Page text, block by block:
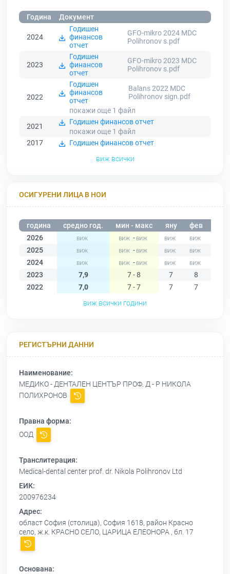
Година Документ
2024
Годишен
финансов
отчет
GFO-mikro 2024 MDC
Polihronov s.pdf
2023
Годишен
финансов
отчет
GFO-mikro 2023 MDC
Polihronov s.pdf
2022
Годишен
финансов
отчет
Balans 2022 MDC
Polihronov sign.pdf
покажи още 1 файл
2021
Годишен финансов отчет
покажи още 1 файл
2017
Годишен финансов отчет
виж всички
ОСИГУРЕНИ ЛИЦА В НОИ
година средно год. мин - макс яну фев
2026
-
2025
-
2024
-
2023
7,9 7 - 8 7 8
2022
7,0 7 - 7 7 7
виж всички години
РЕГИСТЪРНИ ДАННИ
Наименование:
МЕДИКО - ДЕНТАЛЕН ЦЕНТЪР ПРОФ. Д - Р НИКОЛА
ПОЛИХРОНОВ
Правна форма:
ООД
Транслитерация:
Medical-dental center prof. dr. Nikola Polihronov Ltd
ЕИК:
200976234
Адрес:
област София (столица), София 1618, район Красно
село, ж.к. КРАСНО СЕЛО, ЦАРИЦА ЕЛЕОНОРА , бл. 17
Основана: